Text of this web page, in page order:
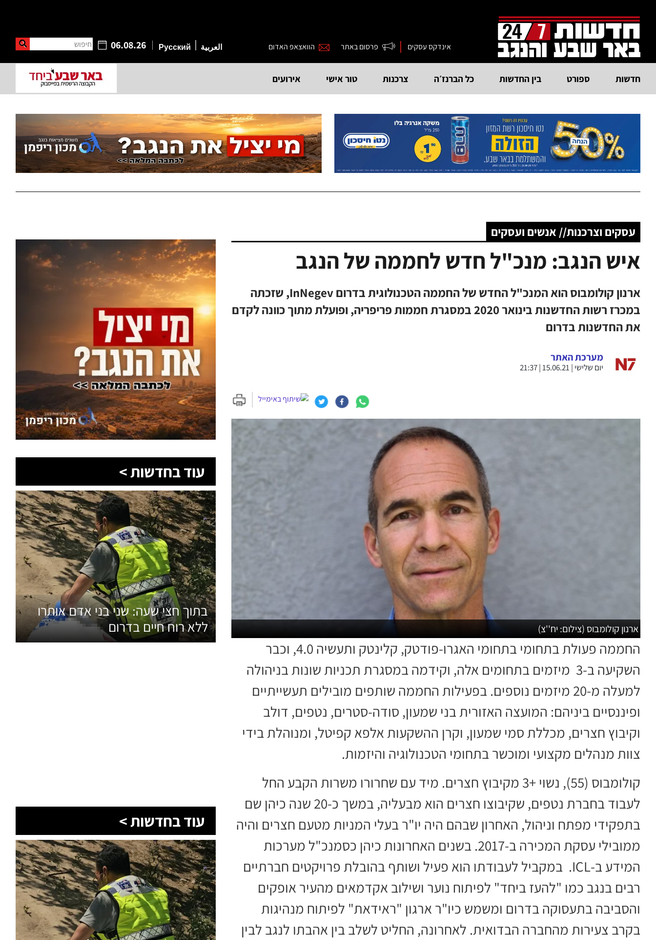
אינדקס עסקים פרסום באתר הוואצאפ האדום 06.08.26 חיפוש العربية Русский
חדשות ספורט בין החדשות כל הברנז׳ה צרכנות טור אישי אירועים
עסקים וצרכנות// אנשים ועסקים
איש הנגב: מנכ"ל חדש לחממה של הנגב
ארנון קולומבוס הוא המנכ"ל החדש של החממה הטכנולוגית בדרום InNegev, שזכתה
במכרז רשות החדשנות בינואר 2020 במסגרת חממות פריפריה, ופועלת מתוך כוונה לקדם
את החדשנות בדרום
מערכת האתר
יום שלישי | 15.06.21 | 21:37
ארנון קולומבוס (צילום: יח''צ)
החממה פעולת בתחומי בתחומי האגרו-פודטק, קלינטק ותעשיה 4.0, וכבר
השקיעה ב-3 מיזמים בתחומים אלה, וקידמה במסגרת תכניות שונות בניהולה
למעלה מ-20 מיזמים נוספים. בפעילות החממה שותפים מובילים תעשייתיים
ופיננסיים ביניהם: המועצה האזורית בני שמעון, סודה-סטרים, נטפים, דולב
וקיבוץ חצרים, מכללת סמי שמעון, וקרן ההשקעות אלפא קפיטל, ומנוהלת בידי
צוות מנהלים מקצועי ומוכשר בתחומי הטכנולוגיה והיזמות.
קולומבוס (55), נשוי +3 מקיבוץ חצרים. מיד עם שחרורו משרות הקבע החל
לעבוד בחברת נטפים, שקיבוצו חצרים הוא מבעליה, במשך כ-20 שנה כיהן שם
בתפקידי מפתח וניהול, האחרון שבהם היה יו"ר בעלי המניות מטעם חצרים והיה
ממובילי עסקת המכירה ב-2017. בשנים האחרונות כיהן כסמנכ"ל מערכות
המידע ב-ICL. במקביל לעבודתו הוא פעיל ושותף בהובלת פרויקטים חברתיים
רבים בנגב כמו "להעז ביחד" לפיתוח נוער ושילוב אקדמאים מהעיר אופקים
והסביבה בתעסוקה בדרום ומשמש כיו"ר ארגון "ראידאת" לפיתוח מנהיגות
בקרב צעירות מהחברה הבדואית. לאחרונה, החליט לשלב בין אהבתו לנגב לבין
עוד בחדשות >
בתוך חצי שעה: שני בני אדם אותרו
ללא רוח חיים בדרום
עוד בחדשות >